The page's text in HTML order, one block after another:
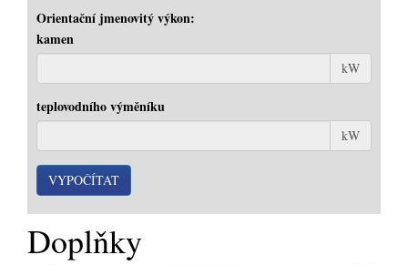
Orientační jmenovitý výkon:
kamen
kW
teplovodního výměníku
kW
Doplňky